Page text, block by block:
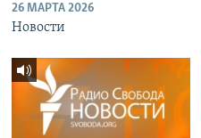
26 МАРТА 2026
Новости